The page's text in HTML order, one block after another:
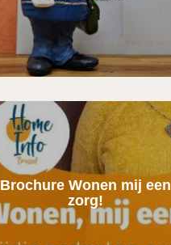
Brochure Wonen mij een
zorg!